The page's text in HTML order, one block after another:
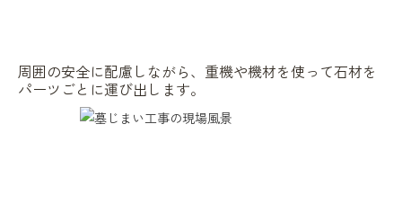
周囲の安全に配慮しながら、重機や機材を使って石材を
パーツごとに運び出します。